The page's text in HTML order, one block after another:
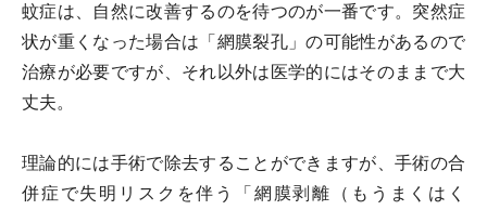
蚊症は、自然に改善するのを待つのが一番です。突然症
状が重くなった場合は「網膜裂孔」の可能性があるので
治療が必要ですが、それ以外は医学的にはそのままで大
丈夫。
理論的には手術で除去することができますが、手術の合
併症で失明リスクを伴う「網膜剥離（もうまくはく